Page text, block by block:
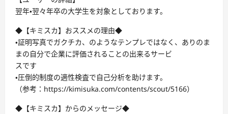
翌年・翌々年卒の大学生を対象としております。
◆【キミスカ】おススメの理由◆
・証明写真でガクチカ、のようなテンプレではなく、ありのま
まの自分で企業に評価されることの出来るサービ
スです
・圧倒的制度の適性検査で自己分析を助けます。
（参考：https://kimisuka.com/contents/scout/5166）
◆【キミスカ】からのメッセージ◆